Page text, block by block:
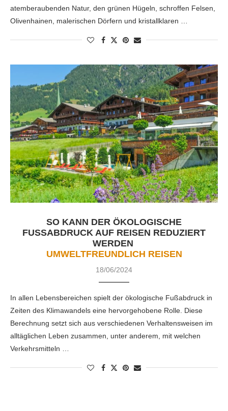
atemberaubenden Natur, den grünen Hügeln, schroffen Felsen,
Olivenhainen, malerischen Dörfern und kristallklaren …
SO KANN DER ÖKOLOGISCHE
FUSSABDRUCK AUF REISEN REDUZIERT W
ERDEN
UMWELTFREUNDLICH REISEN
18/06/2024
In allen Lebensbereichen spielt der ökologische Fußabdruck in
Zeiten des Klimawandels eine hervorgehobene Rolle. Diese
Berechnung setzt sich aus verschiedenen Verhaltensweisen im
alltäglichen Leben zusammen, unter anderem, mit welchen
Verkehrsmitteln …